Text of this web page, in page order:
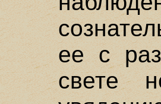
ее с
свете